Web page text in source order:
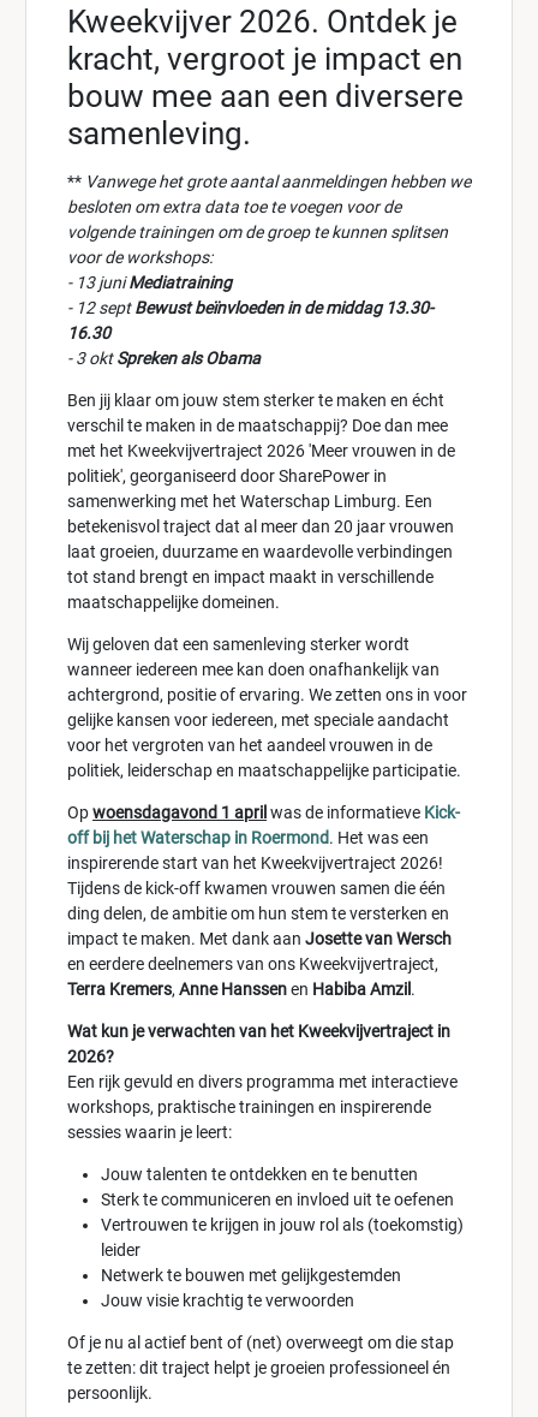
Kweekvijver 2026. Ontdek je
kracht, vergroot je impact en
bouw mee aan een diversere
samenleving.
** Vanwege het grote aantal aanmeldingen hebben we
besloten om extra data toe te voegen voor de
volgende trainingen om de groep te kunnen splitsen
voor de workshops:
- 13 juniMediatraining
- 12 septBewust beïnvloeden in de middag 13.30-
16.30
- 3 oktSpreken als Obama
Ben jij klaar om jouw stem sterker te maken en écht
verschil te maken in de maatschappij? Doe dan mee
met het Kweekvijvertraject 2026 'Meer vrouwen in de
politiek', georganiseerd door SharePower in
samenwerking met het Waterschap Limburg. Een
betekenisvol traject dat al meer dan 20 jaar vrouwen
laat groeien, duurzame en waardevolle verbindingen
tot stand brengt en impact maakt in verschillende
maatschappelijke domeinen.
Wij geloven dat een samenleving sterker wordt
wanneer iedereen mee kan doen onafhankelijk van
achtergrond, positie of ervaring. We zetten ons in voor
gelijke kansen voor iedereen, met speciale aandacht
voor het vergroten van het aandeel vrouwen in de
politiek, leiderschap en maatschappelijke participatie.
Opwoensdagavond 1 april was de informatieve Kick-
off bij het Waterschap in Roermond. Het was een
inspirerende start van het Kweekvijvertraject 2026!
Tijdens de kick-off kwamen vrouwen samen die één
ding delen, de ambitie om hun stem te versterken en
impact te maken. Met dank aan Josette van Wersch
en eerdere deelnemers van ons Kweekvijvertraject,
Terra Kremers, Anne Hanssenen Habiba Amzil .
Wat kun je verwachten van het Kweekvijvertraject in
2026?
Een rijk gevuld en divers programma met interactieve
workshops, praktische trainingen en inspirerende
sessies waarin je leert:
Jouw talenten te ontdekken en te benutten
Sterk te communiceren en invloed uit te oefenen
Vertrouwen te krijgen in jouw rol als (toekomstig)
leider
Netwerk te bouwen met gelijkgestemden
Jouw visie krachtig te verwoorden
Of je nu al actief bent of (net) overweegt om die stap
te zetten: dit traject helpt je groeien professioneel én
persoonlijk.